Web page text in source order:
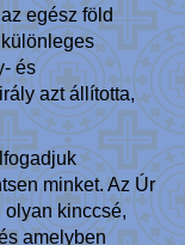
egész föld
és
azt állította,
minket. Az Úr
olyan kinccsé,
amelyben